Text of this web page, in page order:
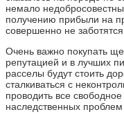
немало
получению прибыли на
совершенно не
Очень важно покупать
репутацией и в лучших
расселы будут стоить
сталкиваться с
проводить все
наследственных проблем